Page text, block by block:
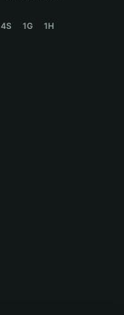
4S 1G 1H